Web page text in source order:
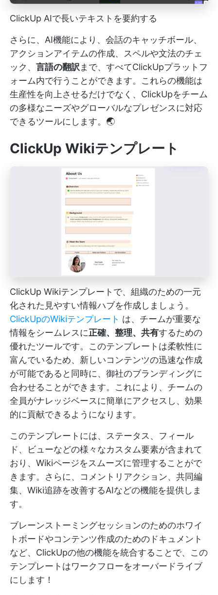
ClickUp AIで長いテキストを要約する
さらに、AI機能により、会話のキャッチボール、
アクションアイテムの作成、スペルや文法のチェ
ック、 言語の翻訳 まで、すべてClickUpプラットフ
ォーム内で行うことができます。これらの機能は
生産性を向上させるだけでなく、ClickUpをチーム
の多様なニーズやグローバルなプレゼンスに対応
できるツールにします。🌏
ClickUp Wikiテンプレート
ClickUp Wikiテンプレートで、組織のための一元
化された見やすい情報ハブを作成しましょう。
ClickUpのWikiテンプレート は、チームが重要な
情報をシームレスに正確、整理、共有するための
優れたツールです。このテンプレートは柔軟性に
富んでいるため、新しいコンテンツの迅速な作成
が可能であると同時に、御社のブランディングに
合わせることができます。これにより、チームの
全員がナレッジベースに簡単にアクセスし、効果
的に貢献できるようになります。
このテンプレートには、ステータス、フィール
ド、ビューなどの様々なカスタム要素が含まれて
おり、Wikiページをスムーズに管理することがで
きます。さらに、コメントリアクション、共同編
集、Wiki追跡を改善するAIなどの機能を提供しま
す。
ブレーンストーミングセッションのためのホワイ
トボードやコンテンツ作成のためのドキュメント
など、ClickUpの他の機能を統合することで、この
テンプレートはワークフローをオーバードライブ
にします！